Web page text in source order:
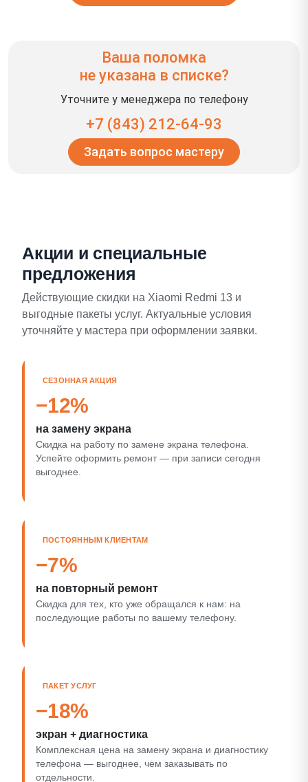
Ваша поломка
не указана в списке?
Уточните у менеджера по телефону
+7 (843) 212-64-93
Задать вопрос мастеру
Акции и специальные
предложения
Действующие скидки на Xiaomi Redmi 13 и
выгодные пакеты услуг. Актуальные условия
уточняйте у мастера при оформлении заявки.
СЕЗОННАЯ АКЦИЯ
−12%
на замену экрана
Скидка на работу по замене экрана телефона.
Успейте оформить ремонт — при записи сегодня
выгоднее.
ПОСТОЯННЫМ КЛИЕНТАМ
−7%
на повторный ремонт
Скидка для тех, кто уже обращался к нам: на
последующие работы по вашему телефону.
ПАКЕТ УСЛУГ
−18%
экран + диагностика
Комплексная цена на замену экрана и диагностику
телефона — выгоднее, чем заказывать по
отдельности.